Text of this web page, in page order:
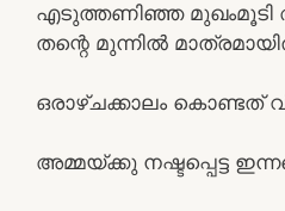
എടുത്തണിഞ്ഞ മുഖംമൂടി
തന്റെ മുന്നിൽ
ഒരാഴ്ചക്കാലം
അമ്മയ്ക്കു നഷ്ടപ്പെട്ട